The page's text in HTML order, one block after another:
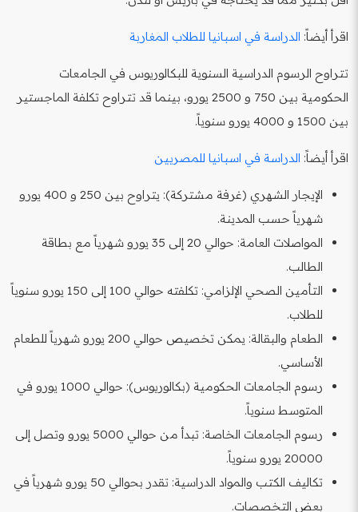
اقرأ أيضاً: الدراسة في اسبانيا للطلاب المغاربة
تتراوح الرسوم الدراسية السنوية للبكالوريوس في الجامعات
الحكومية بين 750 و 2500 يورو، بينما قد تتراوح تكلفة الماجستير
بين 1500 و 4000 يورو سنوياً.
اقرأ أيضاً: الدراسة في اسبانيا للمصريين
الإيجار الشهري (غرفة مشتركة): يتراوح بين 250 و 400 يورو
شهرياً حسب المدينة.
المواصلات العامة: حوالي 20 إلى 35 يورو شهرياً مع بطاقة
الطالب.
التأمين الصحي الإلزامي: تكلفته حوالي 100 إلى 150 يورو سنوياً
للطلاب.
الطعام والبقالة: يمكن تخصيص حوالي 200 يورو شهرياً للطعام
الأساسي.
رسوم الجامعات الحكومية (بكالوريوس): حوالي 1000 يورو في
المتوسط سنوياً.
رسوم الجامعات الخاصة: تبدأ من حوالي 5000 يورو وتصل إلى
20000 يورو سنوياً.
تكاليف الكتب والمواد الدراسية: تقدر بحوالي 50 يورو شهرياً في
بعض التخصصات.